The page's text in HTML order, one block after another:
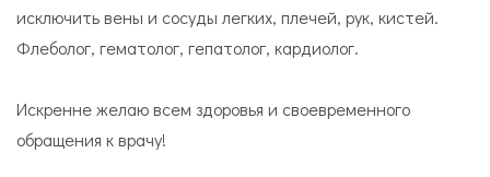
исключить вены и сосуды легких, плечей, рук, кистей.
Флеболог, гематолог, гепатолог, кардиолог.
Искренне желаю всем здоровья и своевременного
обращения к врачу!